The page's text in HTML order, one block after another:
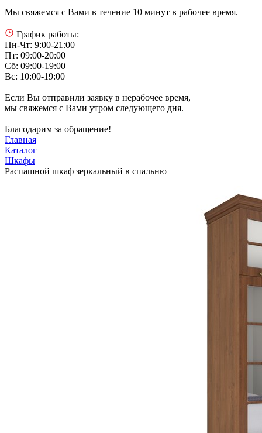
Мы свяжемся с Вами в течение 10 минут в рабочее время.
График работы:
Пн-Чт: 9:00-21:00
Пт: 09:00-20:00
Сб: 09:00-19:00
Вс: 10:00-19:00
Если Вы отправили заявку в нерабочее время,
мы свяжемся с Вами утром следующего дня.
Благодарим за обращение!
Главная
Каталог
Шкафы
Распашной шкаф зеркальный в спальню